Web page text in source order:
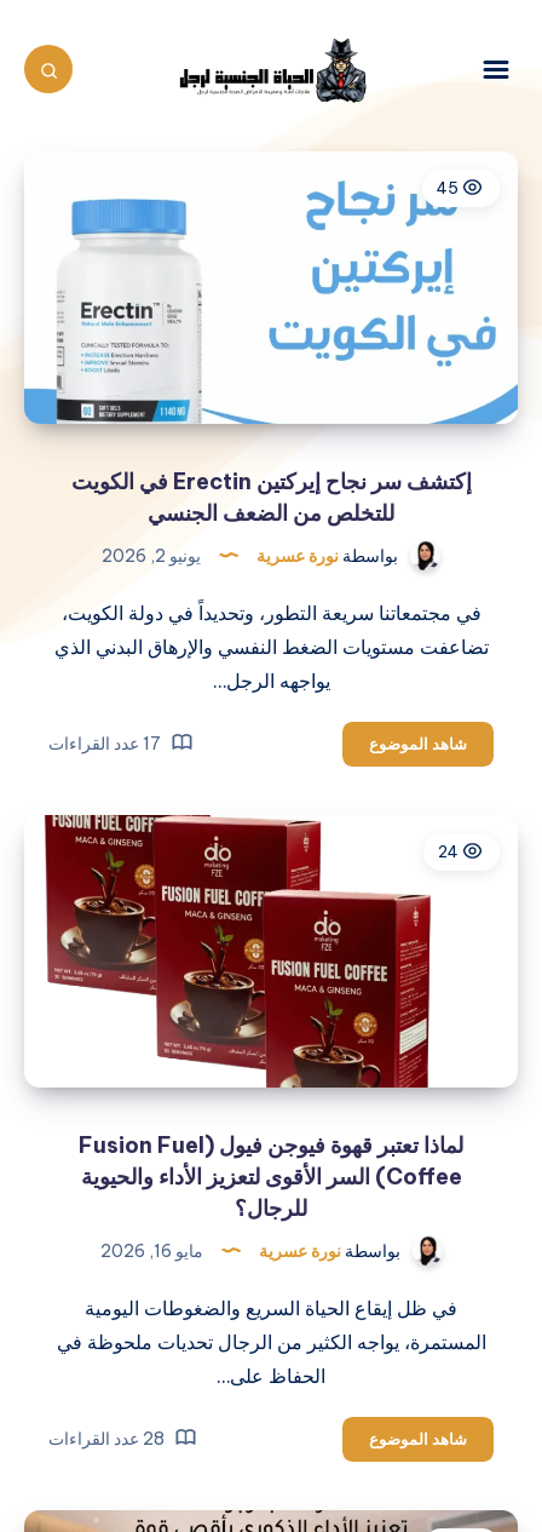
إكتشف سر نجاح إيركتين Erectin في الكويت
للتخلص من الضعف الجنسي
بواسطة نورة عسرية يونيو 2, 2026
في مجتمعاتنا سريعة التطور، وتحديداً في دولة الكويت،
تضاعفت مستويات الضغط النفسي والإرهاق البدني الذي
يواجهه الرجل…
شاهد الموضوع
سر
Erectin
الكويت
للتخلص
من
الضعف
الجنسي
لماذا تعتبر قهوة فيوجن فيول (Fusion Fuel
Coffee) السر الأقوى لتعزيز الأداء والحيوية
للرجال؟
بواسطة نورة عسرية مايو 16, 2026
في ظل إيقاع الحياة السريع والضغوطات اليومية
المستمرة، يواجه الكثير من الرجال تحديات ملحوظة في
الحفاظ على…
شاهد الموضوع
تعتبر
فيوجن